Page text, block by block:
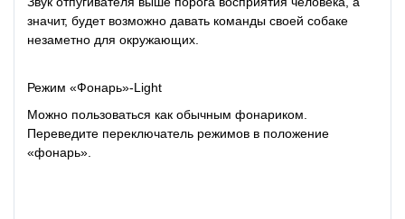
значит, будет возможно давать команды своей собаке
незаметно для окружающих.
Режим «Фонарь»-Light
Можно пользоваться как обычным фонариком.
Переведите переключатель режимов в положение
«фонарь».